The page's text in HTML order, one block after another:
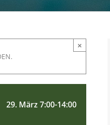
×
29. März 7:00-14:00